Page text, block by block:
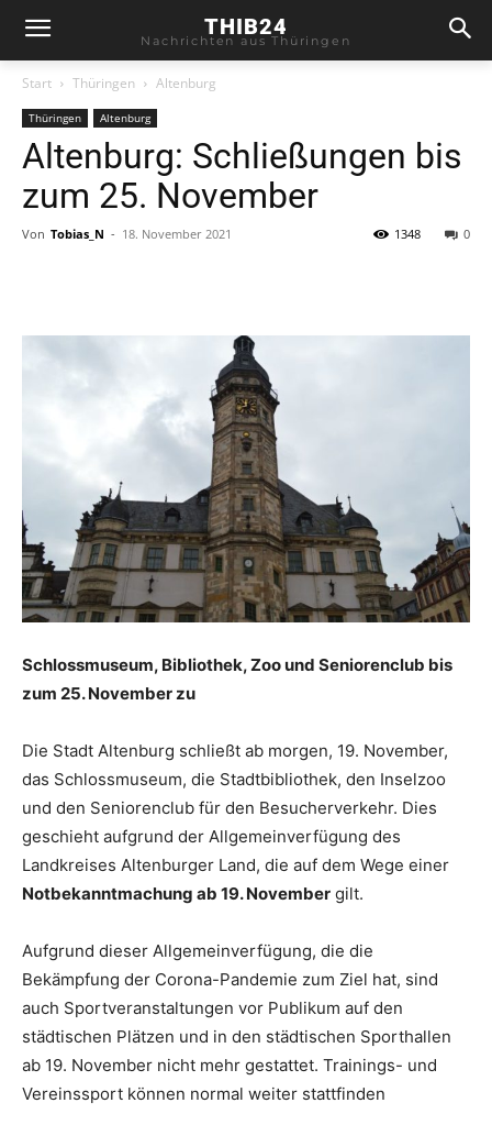
THIB24
Nachrichten aus Thüringen
Start Thüringen Altenburg
Thüringen Altenburg
Altenburg: Schließungen bis
zum 25. November
Von Tobias_N - 18. November 2021 0
1348
Schlossmuseum, Bibliothek, Zoo und Seniorenclub bis
zum 25. November zu
Die Stadt Altenburg schließt ab morgen, 19. November,
das Schlossmuseum, die Stadtbibliothek, den Inselzoo
und den Seniorenclub für den Besucherverkehr. Dies
geschieht aufgrund der Allgemeinverfügung des
Landkreises Altenburger Land, die auf dem Wege einer
Notbekanntmachung ab 19. November gilt.
Aufgrund dieser Allgemeinverfügung, die die
Bekämpfung der Corona-Pandemie zum Ziel hat, sind
auch Sportveranstaltungen vor Publikum auf den
städtischen Plätzen und in den städtischen Sporthallen
ab 19. November nicht mehr gestattet. Trainings- und
Vereinssport können normal weiter stattfinden